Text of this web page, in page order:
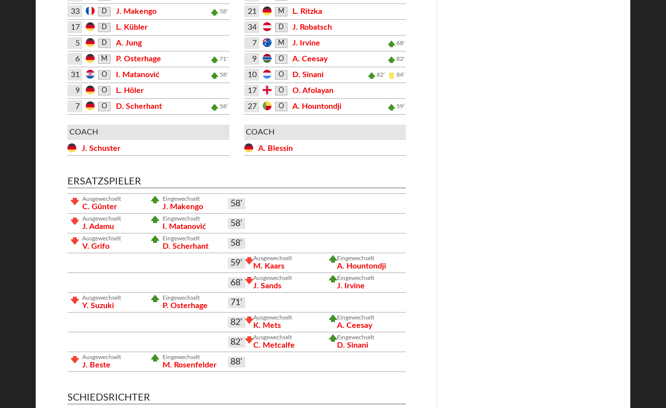
33 D J. Makengo 58'
17 D
L. Kübler
5
D
A. Jung
6
M P. Osterhage 71'
31 O I. Matanović 58'
9 O
L. Höler
7
O D. Scherhant 58'
COACH
J. Schuster
21
M
L. Ritzka
34
D
J. Robatsch
7
M J. Irvine 68'
9 O A. Ceesay 82'
10 O D. Sinani 82' 84'
17 O
O. Afolayan
27
O A. Hountondji 59'
COACH
A. Blessin
ERSATZSPIELER
Ausgewechselt
C. Günter
Eingewechselt
J. Makengo 58'
Ausgewechselt
J. Adamu
Eingewechselt
I. Matanović 58'
Ausgewechselt
V. Grifo
Eingewechselt
D. Scherhant 58'
59'
Ausgewechselt
M. Kaars
Eingewechselt
A. Hountondji
68'
Ausgewechselt
J. Sands
Eingewechselt
J. Irvine
Ausgewechselt
Y. Suzuki
Eingewechselt
P. Osterhage 71'
82'
Ausgewechselt
K. Mets
Eingewechselt
A. Ceesay
82'
Ausgewechselt
C. Metcalfe
Eingewechselt
D. Sinani
Ausgewechselt
J. Beste
Eingewechselt
M. Rosenfelder 88'
SCHIEDSRICHTER